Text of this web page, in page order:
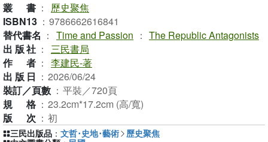
叢書 ：
歷史聚焦
ISBN13 ： 9786662616841
替代書名 ： Time and Passion ： The Republic Antagonists
出版社 ： 三民書局
作者 ： 李建民-著
出版日 ： 2026/06/24
裝訂／頁數 ： 平裝／720頁
規格 ： 23.2cm*17.2cm (高/寬)
版次 ： 初
三民出版品 ： 文哲･史地･藝術
歷史聚焦